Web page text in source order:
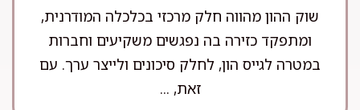
שוק ההון מהווה חלק מרכזי בכלכלה המודרנית,
ומתפקד כזירה בה נפגשים משקיעים וחברות
במטרה לגייס הון, לחלק סיכונים ולייצר ערך. עם
זאת, ...